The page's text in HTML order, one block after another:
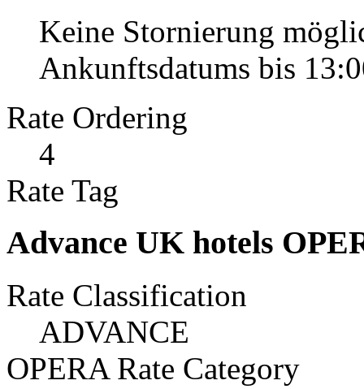
Keine Stornierung
Ankunftsdatums bis
Rate Ordering
4
Rate Tag
Advance UK hotels
Rate Classification
ADVANCE
OPERA Rate Category